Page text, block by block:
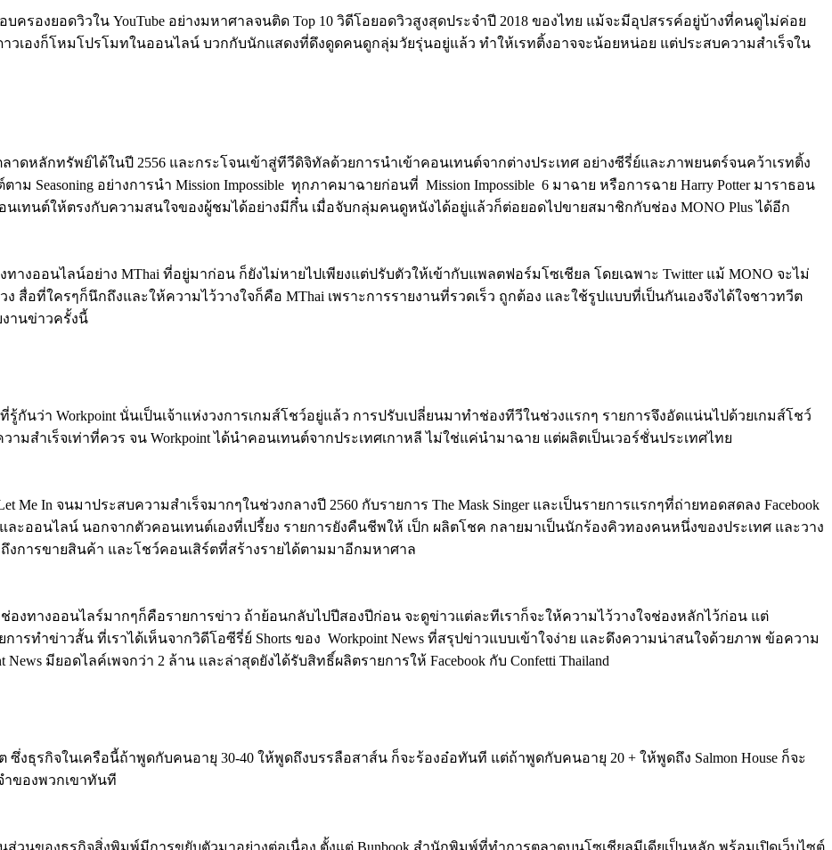
ครองยอดวิวใน YouTube อย่างมหาศาลจนติด Top 10 วิดีโอยอดวิวสูงสุดประจำปี 2018 ของไทย แม้จะมีอุปสรรค์อยู่บ้างที่คนดูไม่ค่อย
เองก็โหมโปรโมทในออนไลน์ บวกกับนักแสดงที่ดึงดูดคนดูกลุ่มวัยรุ่นอยู่แล้ว ทำให้เรทติ้งอาจจะน้อยหน่อย แต่ประสบความสำเร็จใน
ดหลักทรัพย์ได้ในปี 2556 และกระโจนเข้าสู่ทีวีดิจิทัลด้วยการนำเข้าคอนเทนต์จากต่างประเทศ อย่างซีรี่ย์และภาพยนตร์จนคว้าเรทติ้ง
ม Seasoning อย่างการนำ Mission Impossible ทุกภาคมาฉายก่อนที่ Mission Impossible 6 มาฉาย หรือการฉาย Harry Potter มาราธอน
อนเทนต์ให้ตรงกับความสนใจของผู้ชมได้อย่างมีกึ๋น เมื่อจับกลุ่มคนดูหนังได้อยู่แล้วก็ต่อยอดไปขายสมาชิกกับช่อง MONO Plus ได้อีก
างออนไลน์อย่าง MThai ที่อยู่มาก่อน ก็ยังไม่หายไปเพียงแต่ปรับตัวให้เข้ากับแพลตฟอร์มโซเชียล โดยเฉพาะ Twitter แม้ MONO จะไม่
อที่ใครๆก็นึกถึงและให้ความไว้วางใจก็คือ MThai เพราะการรายงานที่รวดเร็ว ถูกต้อง และใช้รูปแบบที่เป็นกันเองจึงได้ใจชาวทวีต
งานข่าวครั้งนี้
กันว่า Workpoint นั่นเป็นเจ้าแห่งวงการเกมส์โชว์อยู่แล้ว การปรับเปลี่ยนมาทำช่องทีวีในช่วงแรกๆ รายการจึงอัดแน่นไปด้วยเกมส์โชว์
มสำเร็จเท่าที่ควร จน Workpoint ได้นำคอนเทนต์จากประเทศเกาหลี ไม่ใช่แค่นำมาฉาย แต่ผลิตเป็นเวอร์ชั่นประเทศไทย
, Let Me In จนมาประสบความสำเร็จมากๆในช่วงกลางปี 2560 กับรายการ The Mask Singer และเป็นรายการแรกๆที่ถ่ายทอดสดลง Facebook
ออนไลน์ นอกจากตัวคอนเทนต์เองที่เปรี้ยง รายการยังคืนชีพให้ เป็ก ผลิตโชค กลายมาเป็นนักร้องคิวทองคนหนึ่งของประเทศ และวาง
งการขายสินค้า และโชว์คอนเสิร์ตที่สร้างรายได้ตามมาอีกมหาศาล
งทางออนไลร์มากๆก็คือรายการข่าว ถ้าย้อนกลับไปปีสองปีก่อน จะดูข่าวแต่ละทีเราก็จะให้ความไว้วางใจช่องหลักไว้ก่อน แต่
ารทำข่าวสั้น ที่เราได้เห็นจากวิดีโอซีรี่ย์ Shorts ของ Workpoint News ที่สรุปข่าวแบบเข้าใจง่าย และดึงความน่าสนใจด้วยภาพ ข้อความ
มียอดไลค์เพจกว่า 2 ล้าน และล่าสุดยังได้รับสิทธิ์ผลิตรายการให้ Facebook กับ Confetti Thailand
งธุรกิจในเครือนี้ถ้าพูดกับคนอายุ 30-40 ให้พูดถึงบรรลือสาส์น ก็จะร้องอ๋อทันที แต่ถ้าพูดกับคนอายุ 20 + ให้พูดถึง Salmon House ก็จะ
ำของพวกเขาทันที
วนของธุรกิจสิ่งพิมพ์มีการขยับตัวมาอย่างต่อเนื่อง ตั้งแต่ Bunbook สำนักพิมพ์ที่ทำการตลาดบนโซเชียลมีเดียเป็นหลัก พร้อมเปิดเว็บไซต์